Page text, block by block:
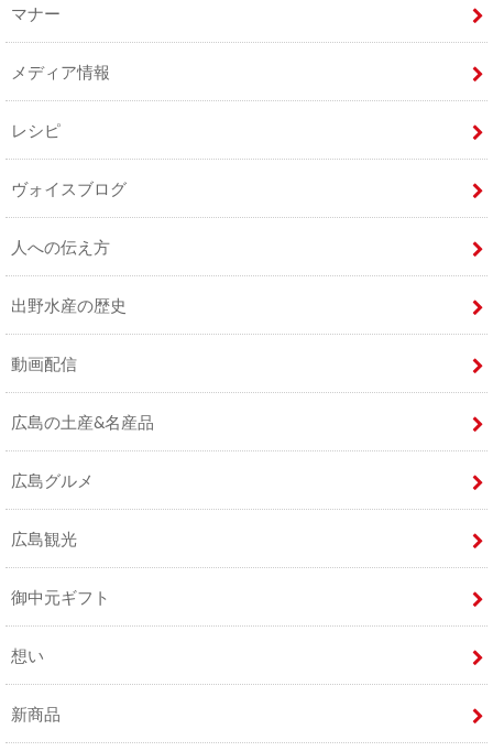
マナー
メディア情報
レシピ
ヴォイスブログ
人への伝え方
出野水産の歴史
動画配信
広島の土産&名産品
広島グルメ
広島観光
御中元ギフト
想い
新商品